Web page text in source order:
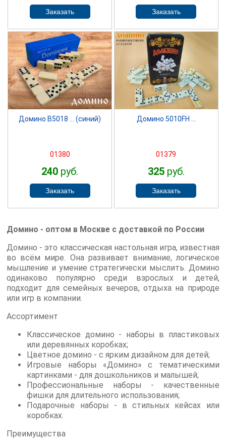
SPRINTER
Домино B5018 ... (синий)
01380
240 руб.
SPRINTER
Домино 5010FH ...
01379
325руб.
Домино - оптом в Москве с доставкой по России
Домино - это классическая настольная игра, известная
во всём мире. Она развивает внимание, логическое
мышление и умение стратегически мыслить. Домино
одинаково популярно среди взрослых и детей,
подходит для семейных вечеров, отдыха на природе
или игр в компании.
Ассортимент
Классическое домино - наборы в пластиковых
или деревянных коробках;
Цветное домино - с ярким дизайном для детей;
Игровые наборы «Домино» с тематическими
картинками - для дошкольников и малышей;
Профессиональные наборы - качественные
фишки для длительного использования;
Подарочные наборы - в стильных кейсах или
коробках.
Преимущества